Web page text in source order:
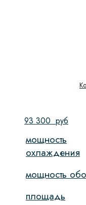
93 300 руб
мощность
охлаждения
мощность
площадь